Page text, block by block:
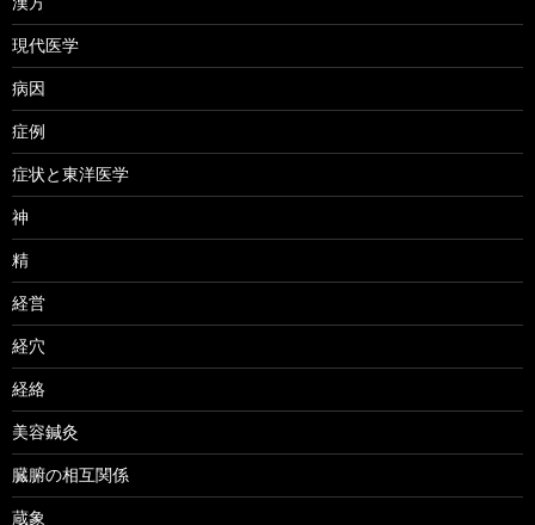
現代医学
病因
症例
症状と東洋医学
神
精
経営
経穴
経絡
美容鍼灸
臓腑の相互関係
蔵象